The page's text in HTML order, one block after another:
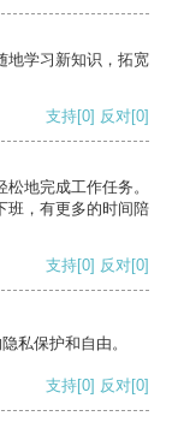
地学习新知识，拓宽
支持[0] 反对[0]
地完成工作任务。
班，有更多的时间陪
支持[0] 反对[0]
私保护和自由。
支持[0] 反对[0]